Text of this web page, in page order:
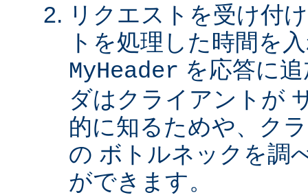
リクエストを受け付
トを処理した時間を
MyHeader を応答に
ダはクライアントが
的に知るためや、ク
の ボトルネックを調
ができます。